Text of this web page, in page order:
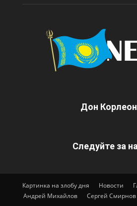
Дон
Следуйте за
Картинка на злобу дня Новости
Андрей Михайлов
Сергей Смирнов